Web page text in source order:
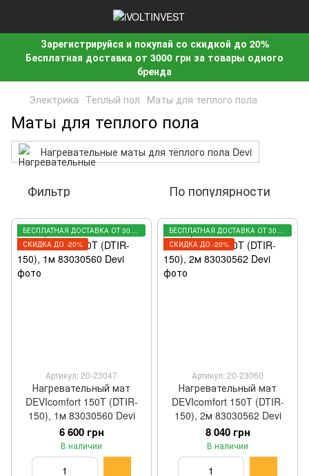
Зарегистрируйся и покупай со скидкой до 20%
Бесплатная доставка от 3000 грн за товары одного
бренда
Электрика Теплый пол Маты для теплого пола
Маты для теплого пола
Нагревательные маты для тёплого пола Devi
Фильтр По популярности
БЕСПЛАТНАЯ ДОСТАВКА ОТ 3000 ГРН
СКИДКА ДО -20%
Артикул: 20-23047
Нагревательный мат
DEVIcomfort 150T (DTIR-
150), 1м 83030560 Devi
6 600 грн
В наличии
БЕСПЛАТНАЯ ДОСТАВКА ОТ 3000 ГРН
СКИДКА ДО -20%
Артикул: 20-23060
Нагревательный мат
DEVIcomfort 150T (DTIR-
150), 2м 83030562 Devi
8 040 грн
В наличии